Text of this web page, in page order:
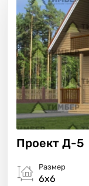
Проект Д-5
Размер
6х6